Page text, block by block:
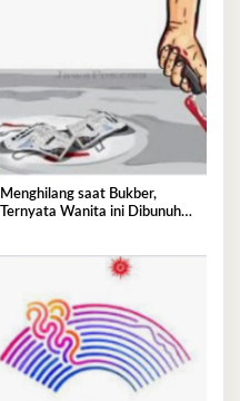
Menghilang saat Bukber,
Ternyata Wanita ini Dibunuh